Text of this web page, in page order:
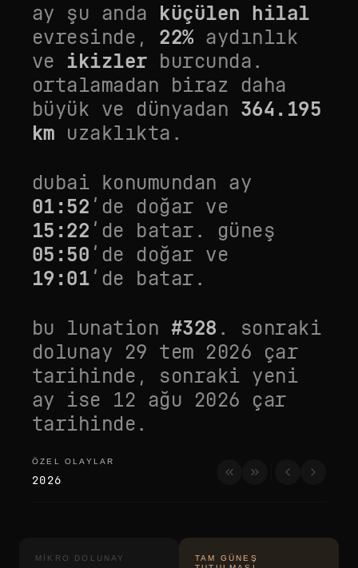
ay şu anda küçülen hilal
evresinde, 22%aydınlık
ve ikizler burcunda.
ortalamadan biraz daha
büyük ve dünyadan 364.195
km uzaklıkta.
dubai konumundan ay
01:52 ’de doğar ve
15:22 ’de batar. güneş
05:50 ’de doğar ve
19:01’de batar.
bu lunation #328 . sonraki
dolunay 29 tem 2026 çar
tarihinde, sonraki yeni
ay ise 12 ağu 2026 çar
tarihinde.
özel olaylar
ÖZEL OLAYLAR
2026
MIKRO DOLUNAY
TAM GÜNEŞ